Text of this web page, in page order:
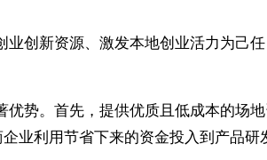
新资源、激发本地创业活力为己
。首先，提供优质且低成本的场
业利用节省下来的资金投入到产品研